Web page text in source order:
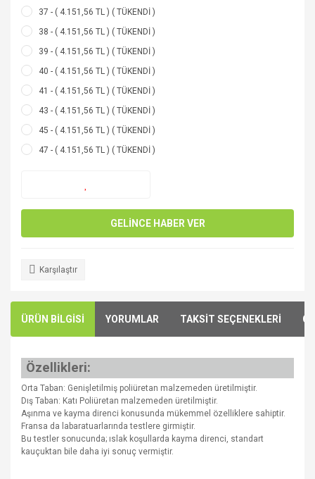
37 - ( 4.151,56 TL ) ( TÜKENDİ )
38 - ( 4.151,56 TL ) ( TÜKENDİ )
39 - ( 4.151,56 TL ) ( TÜKENDİ )
40 - ( 4.151,56 TL ) ( TÜKENDİ )
41 - ( 4.151,56 TL ) ( TÜKENDİ )
43 - ( 4.151,56 TL ) ( TÜKENDİ )
45 - ( 4.151,56 TL ) ( TÜKENDİ )
47 - ( 4.151,56 TL ) ( TÜKENDİ )
GELİNCE HABER VER
Karşılaştır
ÜRÜN BİLGİSİ YORUMLAR TAKSİT SEÇENEKLERİ
Özellikleri:
Orta Taban: Genişletilmiş poliüretan malzemeden üretilmiştir.
Dış Taban: Katı Poliüretan malzemeden üretilmiştir.
Aşınma ve kayma direnci konusunda mükemmel özelliklere sahiptir.
Fransa da labaratuarlarında testlere girmiştir.
Bu testler sonucunda; ıslak koşullarda kayma direnci, standart
kauçuktan bile daha iyi sonuç vermiştir.